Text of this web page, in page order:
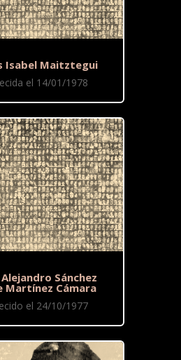
Isabel Maitztegui
el 14/01/1978
Sánchez
Martínez Cámara
el 24/10/1977